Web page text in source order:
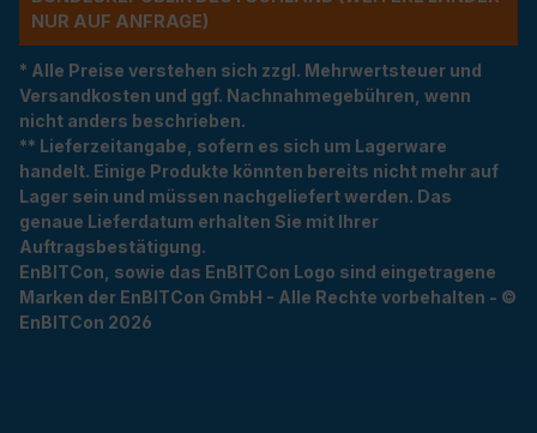
R AUF ANFRAGE)
* Alle Preise verstehen sich zzgl. Mehrwertsteuer und
Versandkosten und ggf. Nachnahmegebühren, wenn
nicht anders beschrieben.
** Lieferzeitangabe, sofern es sich um Lagerware
handelt. Einige Produkte könnten bereits nicht mehr auf
Lager sein und müssen nachgeliefert werden. Das
genaue Lieferdatum erhalten Sie mit Ihrer
Auftragsbestätigung.
EnBITCon, sowie das EnBITCon Logo sind eingetragene
Marken der EnBITCon GmbH - Alle Rechte vorbehalten - ©
EnBITCon 2026